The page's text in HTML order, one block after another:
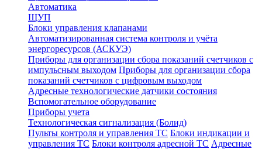
Автоматика
ЩУП
Блоки управления клапанами
Автоматизированная система контроля и учёта
энергоресурсов (АСКУЭ)
Приборы для организации сбора показаний счетчиков с
импульсным выходом Приборы для организации сбора
показаний счетчиков с цифровым выходом
Адресные технологические датчики состояния
Вспомогательное оборудование
Приборы учета
Технологическая сигнализация (Болид)
Пульты контроля и управления ТС Блоки индикации и
управления ТС Блоки контроля адресной ТС Адресные